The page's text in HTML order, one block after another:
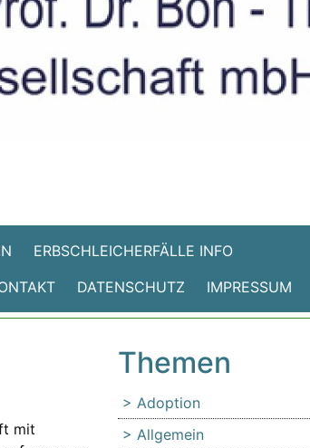
ERBSCHLEICHERFÄLLE INFO
DATENSCHUTZ IMPRESSUM
mit
Themen
Adoption
Allgemein